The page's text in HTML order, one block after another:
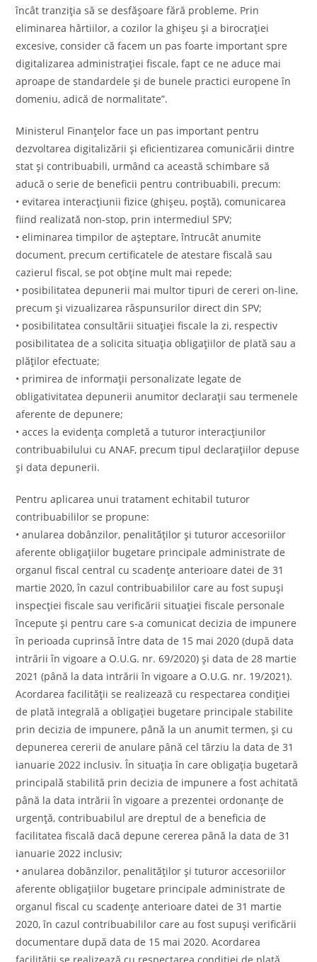
încât tranziția să se desfășoare fără probleme. Prin
eliminarea hârtiilor, a cozilor la ghișeu și a birocrației
excesive, consider că facem un pas foarte important spre
digitalizarea administrației fiscale, fapt ce ne aduce mai
aproape de standardele și de bunele practici europene în
domeniu, adică de normalitate”.
Ministerul Finanțelor face un pas important pentru
dezvoltarea digitalizării și eficientizarea comunicării dintre
stat și contribuabili, urmând ca această schimbare să
aducă o serie de beneficii pentru contribuabili, precum:
• evitarea interacțiunii fizice (ghișeu, poștă), comunicarea
fiind realizată non-stop, prin intermediul SPV;
• eliminarea timpilor de așteptare, întrucât anumite
document, precum certificatele de atestare fiscală sau
cazierul fiscal, se pot obține mult mai repede;
• posibilitatea depunerii mai multor tipuri de cereri on-line,
precum și vizualizarea răspunsurilor direct din SPV;
• posibilitatea consultării situației fiscale la zi, respectiv
posibilitatea de a solicita situația obligațiilor de plată sau a
plăților efectuate;
• primirea de informații personalizate legate de
obligativitatea depunerii anumitor declarații sau termenele
aferente de depunere;
• acces la evidența completă a tuturor interacțiunilor
contribuabilului cu ANAF, precum tipul declarațiilor depuse
și data depunerii.
Pentru aplicarea unui tratament echitabil tuturor
contribuabililor se propune:
• anularea dobânzilor, penalităților și tuturor accesoriilor
aferente obligațiilor bugetare principale administrate de
organul fiscal central cu scadențe anterioare datei de 31
martie 2020, în cazul contribuabililor care au fost supuși
inspecției fiscale sau verificării situației fiscale personale
începute și pentru care s-a comunicat decizia de impunere
în perioada cuprinsă între data de 15 mai 2020 (după data
intrării în vigoare a O.U.G. nr. 69/2020) și data de 28 martie
2021 (până la data intrării în vigoare a O.U.G. nr. 19/2021).
Acordarea facilității se realizează cu respectarea condiției
de plată integrală a obligației bugetare principale stabilite
prin decizia de impunere, până la un anumit termen, și cu
depunerea cererii de anulare până cel târziu la data de 31
ianuarie 2022 inclusiv. În situația în care obligația bugetară
principală stabilită prin decizia de impunere a fost achitată
până la data intrării în vigoare a prezentei ordonanțe de
urgență, contribuabilul are dreptul de a beneficia de
facilitatea fiscală dacă depune cererea până la data de 31
ianuarie 2022 inclusiv;
• anularea dobânzilor, penalităților și tuturor accesoriilor
aferente obligațiilor bugetare principale administrate de
organul fiscal cu scadențe anterioare datei de 31 martie
2020, în cazul contribuabililor care au fost supuși verificării
documentare după data de 15 mai 2020. Acordarea
facilității se realizează cu respectarea condiției de plată